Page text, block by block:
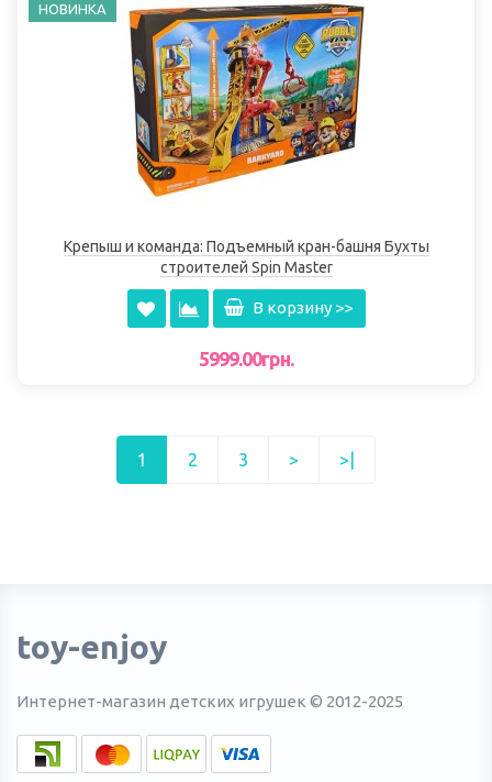
НОВИНКА
Крепыш и команда: Подъемный кран-башня Бухты
строителей Spin Master
В корзину >>
5999.00грн.
1 2 3 > >|
toy-enjoy
Интернет-магазин детских игрушек © 2012-2025